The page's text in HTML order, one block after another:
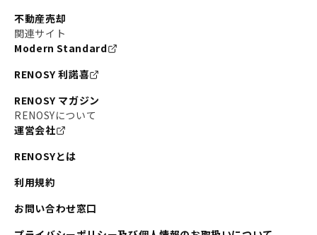
不動産売却
関連サイト
Modern Standard
RENOSY 利諾喜
RENOSY マガジン
RENOSYについて
運営会社
RENOSYとは
利用規約
お問い合わせ窓口